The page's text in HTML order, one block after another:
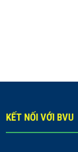
KẾT NỐI VỚI BVU